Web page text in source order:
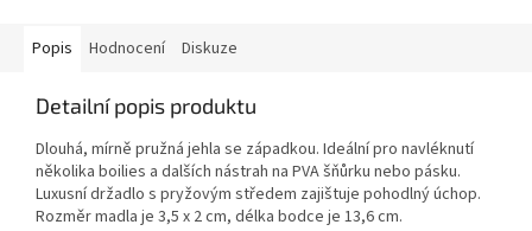
Popis Hodnocení Diskuze
Detailní popis produktu
Dlouhá, mírně pružná jehla se západkou. Ideální pro navléknutí
několika boilies a dalších nástrah na PVA šňůrku nebo pásku.
Luxusní držadlo s pryžovým středem zajištuje pohodlný úchop.
Rozměr madla je 3,5 x 2 cm, délka bodce je 13,6 cm.